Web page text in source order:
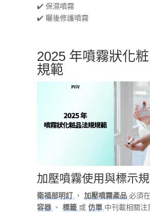
✔️ 保濕噴霧
✔️ 曬後修護噴霧
2025 年噴霧狀化
規範
加壓噴霧使用與標示
衛福部明訂 ，加壓噴霧產品必須
容器 、標籤或仿單中刊載相關注